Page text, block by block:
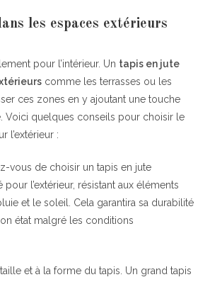
les espaces extérieurs
pour l’intérieur. Un tapis en jute
comme les terrasses ou les
ces zones en y ajoutant une touche
Voici quelques conseils pour choisir le
l’extérieur :
vous de choisir un tapis en jute
l’extérieur, résistant aux éléments
et le soleil. Cela garantira sa durabilité
état malgré les conditions
et à la forme du tapis. Un grand tapis